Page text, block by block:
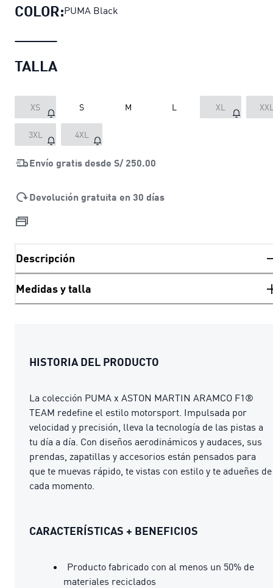
COLOR:PUMA Black
TALLA
XS S M L XL
3XL 4XL
Envío gratis desde S/ 250.00
Devolución gratuita en 30 días
Descripción
Medidas y talla
HISTORIA DEL PRODUCTO
La colección PUMA x ASTON MARTIN ARAMCO F1®
TEAM redefine el estilo motorsport. Impulsada por
velocidad y precisión, lleva la tecnología de las pistas a
tu día a día. Con diseños aerodinámicos y audaces, sus
prendas, zapatillas y accesorios están pensados para
que te muevas rápido, te vistas con estilo y te adueñes de
cada momento.
CARACTERÍSTICAS + BENEFICIOS
Producto fabricado con al menos un 50% de
materiales reciclados